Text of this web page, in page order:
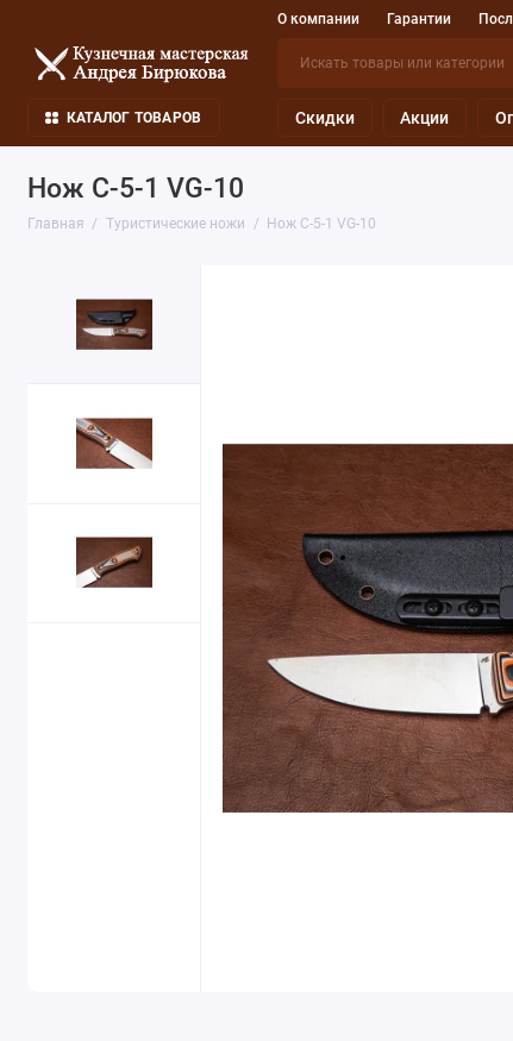
О компании Гарантии
КАТАЛОГ ТОВАРОВ Скидки Акции
Нож С-5-1 VG-10
Главная Туристические ножи Нож С-5-1 VG-10